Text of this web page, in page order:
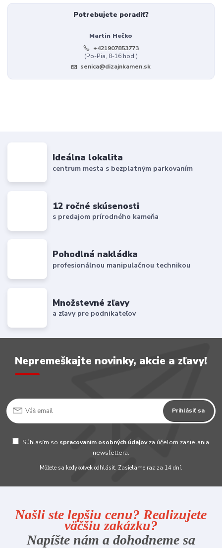
Potrebujete poradiť?
Martin Hečko
+421907853773
(Po-Pia, 8-16 hod.)
senica@dizajnkamen.sk
Ideálna lokalita
centrum mesta s bezplatným parkovaním
12 ročné skúsenosti
s predajom prírodného kameňa
Pohodlná nakládka
profesionálnou manipulačnou technikou
Množstevné zľavy
a zľavy pre podnikateľov
Nepremeškajte novinky, akcie a zľavy!
Prihlásiť sa
Súhlasím so spracovaním osobných údajovza účelom zasielania
newslettera.
Môžete sa kedykoľvek odhlásiť. Zasielame raz za 14 dní.
Našli ste lepšiu cenu? Realizujete
väčšiu zakázku?
Napíšte nám a dohodneme sa